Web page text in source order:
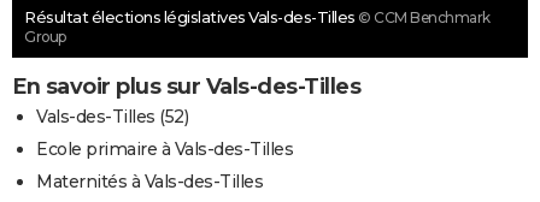
Résultat élections législatives Vals-des-Tilles © CCM Benchmark
Group
En savoir plus sur Vals-des-Tilles
Vals-des-Tilles (52)
Ecole primaire à Vals-des-Tilles
Maternités à Vals-des-Tilles